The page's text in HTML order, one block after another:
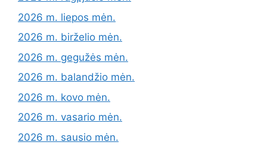
2026 m. liepos mėn.
2026 m. birželio mėn.
2026 m. gegužės mėn.
2026 m. balandžio mėn.
2026 m. kovo mėn.
2026 m. vasario mėn.
2026 m. sausio mėn.